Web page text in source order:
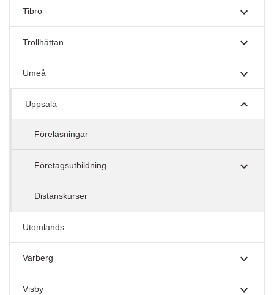
Tibro
Trollhättan
Umeå
Uppsala
Föreläsningar
Företagsutbildning
Distanskurser
Utomlands
Varberg
Visby